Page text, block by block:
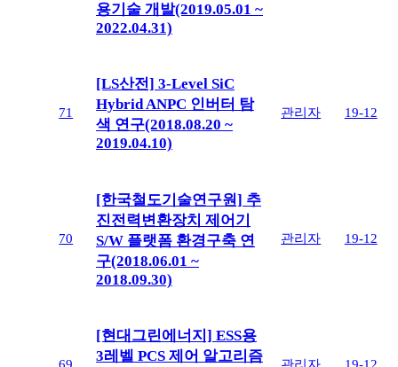
용기술 개발(2019.05.01 ~
2022.04.31)
71
[LS산전] 3-Level SiC
Hybrid ANPC 인버터 탐
색 연구(2018.08.20 ~
2019.04.10)
관리자 19-12
70
[한국철도기술연구원] 추
진전력변환장치 제어기
S/W 플랫폼 환경구축 연
구(2018.06.01 ~
2018.09.30)
관리자 19-12
[현대그린에너지] ESS용
3레벨 PCS 제어 알고리즘